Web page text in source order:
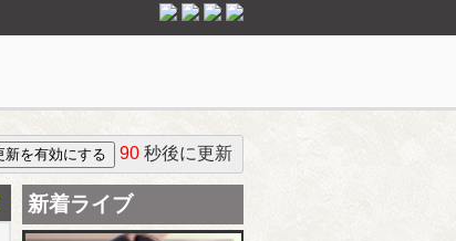
90 秒後に更新
新着ライブ